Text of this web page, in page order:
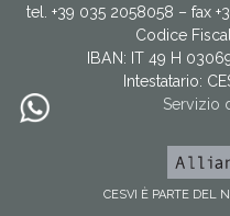
tel. +39 035 2058058 – fax
Codice
IBAN: IT 49 H
Intestatario:
Servizio
CESVI È PARTE DEL